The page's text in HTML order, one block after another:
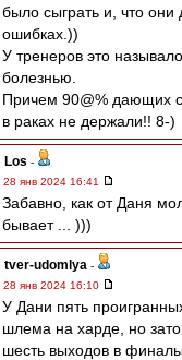
было сыграть и, что они
ошибках.))
У тренеров это
болезнью.
Причем 90@% дающих
в раках не держали!! 8-)
Los -
28 янв 2024 16:41
Забавно, как от Даня
бывает ... )))
tver-udomlya -
28 янв 2024 16:10
У Дани пять
шлема на харде, но
шесть выходов в